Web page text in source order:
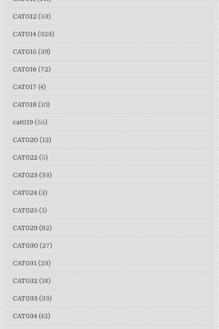
CAT012 (53)
CAT014 (323)
CAT015 (39)
CAT016 (72)
CAT017 (4)
CAT018 (10)
cat019 (55)
CAT020 (12)
CAT022 (5)
CAT023 (33)
CAT024 (3)
CAT025 (1)
CAT029 (82)
CAT030 (27)
CAT031 (23)
CAT032 (18)
CAT033 (33)
CAT034 (42)